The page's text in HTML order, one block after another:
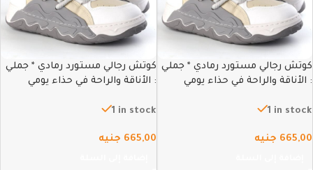
كوتش رجالي مستورد رمادي * جملي
: الأناقة والراحة في حذاء يومي
1 in stock
665,00 جنيه
كوتش رجالي مستورد رمادي * جملي
: الأناقة والراحة في حذاء يومي
1 in stock
665,00 جنيه